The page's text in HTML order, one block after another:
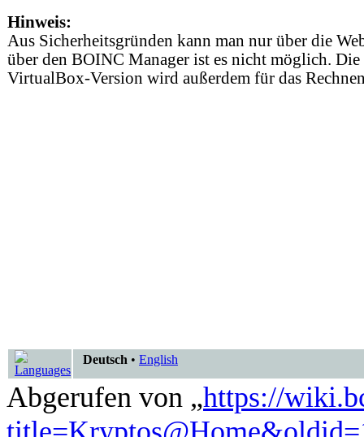
Hinweis:
Aus Sicherheitsgründen kann man nur über die
über den BOINC Manager ist es nicht möglich.
VirtualBox-Version wird außerdem für das
Deutsch • English
Abgerufen von „https://